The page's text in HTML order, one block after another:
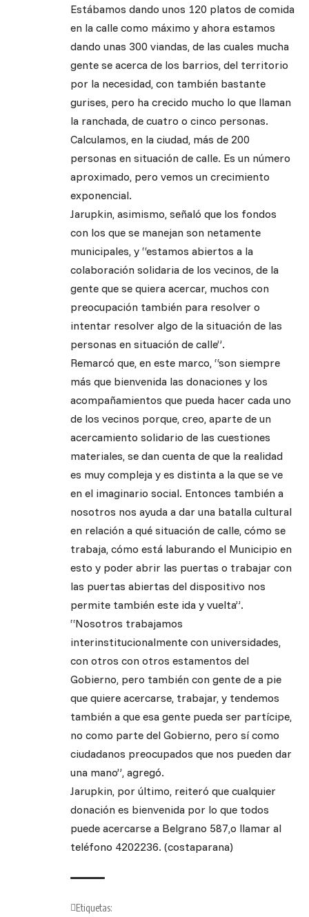
Estábamos dando unos 120 platos de comida
en la calle como máximo y ahora estamos
dando unas 300 viandas, de las cuales mucha
gente se acerca de los barrios, del territorio
por la necesidad, con también bastante
gurises, pero ha crecido mucho lo que llaman
la ranchada, de cuatro o cinco personas.
Calculamos, en la ciudad, más de 200
personas en situación de calle. Es un número
aproximado, pero vemos un crecimiento
exponencial.
Jarupkin, asimismo, señaló que los fondos
con los que se manejan son netamente
municipales, y “estamos abiertos a la
colaboración solidaria de los vecinos, de la
gente que se quiera acercar, muchos con
preocupación también para resolver o
intentar resolver algo de la situación de las
personas en situación de calle”.
Remarcó que, en este marco, “son siempre
más que bienvenida las donaciones y los
acompañamientos que pueda hacer cada uno
de los vecinos porque, creo, aparte de un
acercamiento solidario de las cuestiones
materiales, se dan cuenta de que la realidad
es muy compleja y es distinta a la que se ve
en el imaginario social. Entonces también a
nosotros nos ayuda a dar una batalla cultural
en relación a qué situación de calle, cómo se
trabaja, cómo está laburando el Municipio en
esto y poder abrir las puertas o trabajar con
las puertas abiertas del dispositivo nos
permite también este ida y vuelta”.
“Nosotros trabajamos
interinstitucionalmente con universidades,
con otros con otros estamentos del
Gobierno, pero también con gente de a pie
que quiere acercarse, trabajar, y tendemos
también a que esa gente pueda ser partícipe,
no como parte del Gobierno, pero sí como
ciudadanos preocupados que nos pueden dar
una mano”, agregó.
Jarupkin, por último, reiteró que cualquier
donación es bienvenida por lo que todos
puede acercarse a Belgrano 587,o llamar al
teléfono 4202236. (costaparana)
Etiquetas: